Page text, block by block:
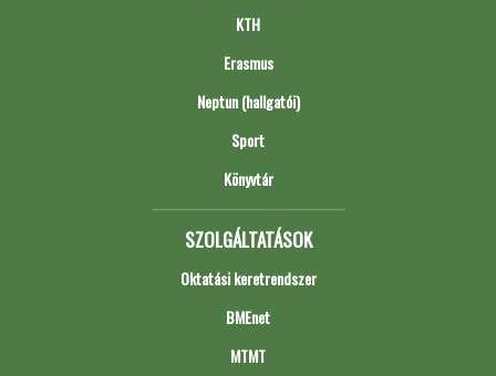
KTH
Erasmus
Neptun (hallgatói)
Sport
Könyvtár
SZOLGÁLTATÁSOK
Oktatási keretrendszer
BMEnet
MTMT